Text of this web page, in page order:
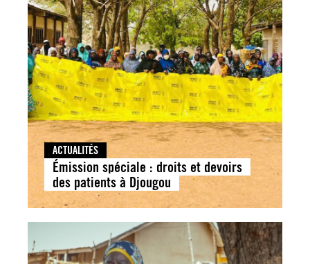
ACTUALITÉS
Émission spéciale : droits et devoirs
des patients à Djougou